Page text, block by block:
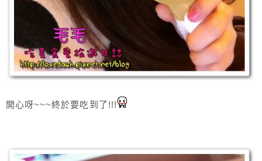
開心呀~~~終於要吃到了!!!